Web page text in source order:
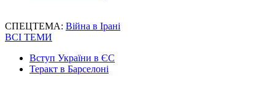
СПЕЦТЕМА: Війна в Ірані
ВСІ ТЕМИ
Вступ України в ЄС
Теракт в Барселоні